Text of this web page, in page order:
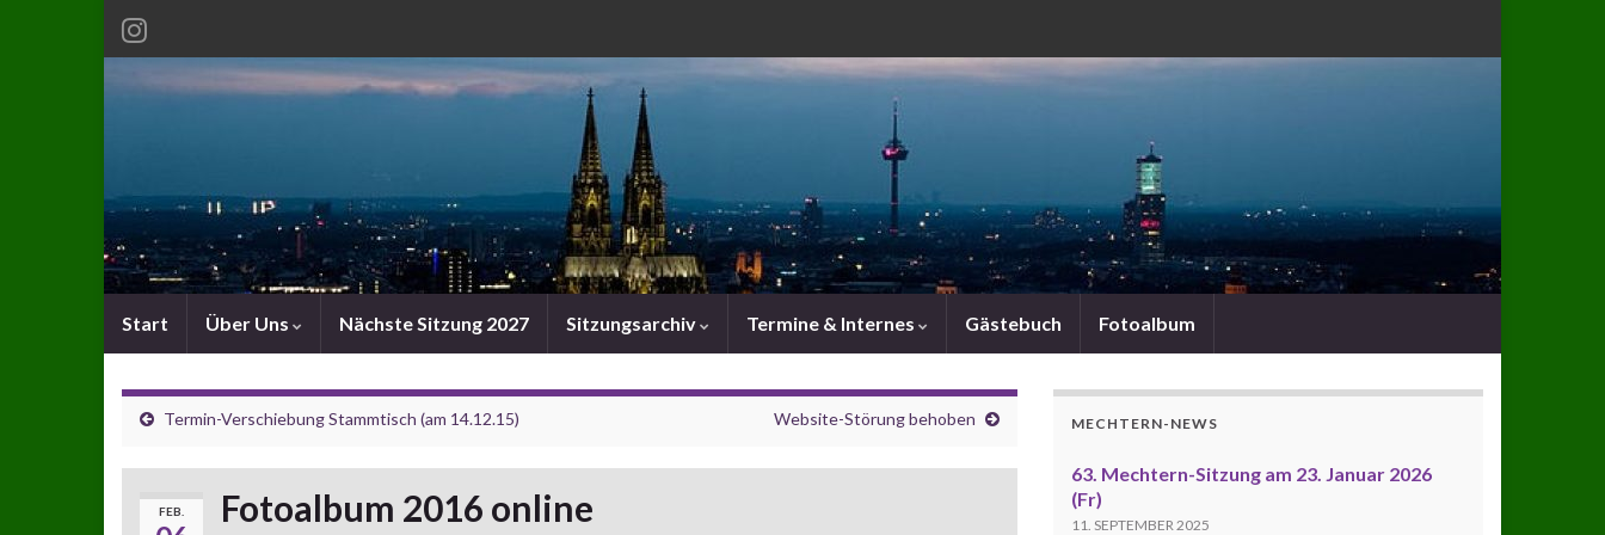
Start Über Uns Nächste Sitzung 2027 Sitzungsarchiv Termine & Internes Gästebuch Fotoalbum
Termin-Verschiebung Stammtisch (am 14.12.15) Website-Störung behoben
FEB. Fotoalbum 2016 online
MECHTERN-NEWS
63. Mechtern-Sitzung am 23. Januar 2026
(Fr)
11. SEPTEMBER 2025